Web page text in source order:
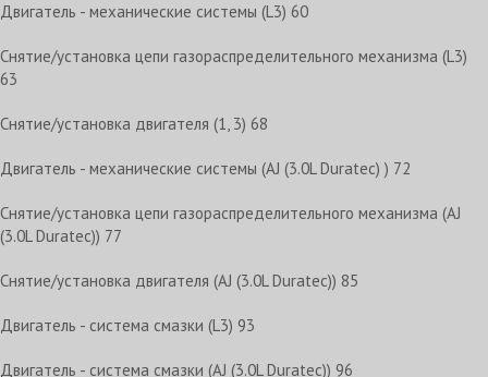
Двигатель - механические системы (L3) 60
Снятие/установка цепи газораспределительного механизма (L3)
63
Снятие/установка двигателя (1, 3) 68
Двигатель - механические системы (AJ (3.0L Duratec) ) 72
Снятие/установка цепи газораспределительного механизма (AJ
(3.0L Duratec)) 77
Снятие/установка двигателя (AJ (3.0L Duratec)) 85
Двигатель - система смазки (L3) 93
Двигатель - система смазки (AJ (3.0L Duratec)) 96